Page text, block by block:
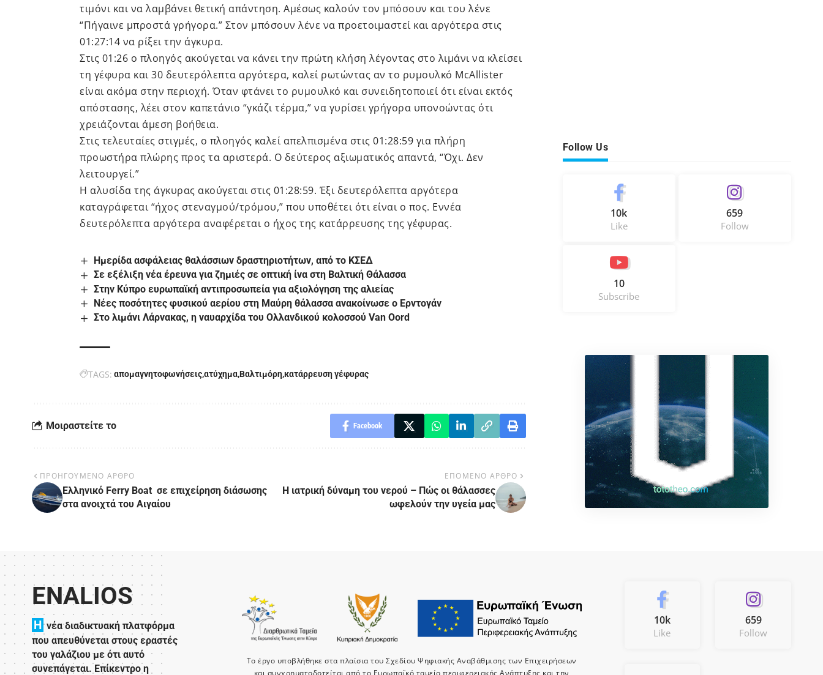
τιμόνι και να λαμβάνει θετική απάντηση. Αμέσως καλούν τον μπόσουν και του λένε
“Πήγαινε μπροστά γρήγορα.” Στον μπόσουν λένε να προετοιμαστεί και αργότερα στις
01:27:14 να ρίξει την άγκυρα.
Στις 01:26 ο πλοηγός ακούγεται να κάνει την πρώτη κλήση λέγοντας στο λιμάνι να κλείσει
τη γέφυρα και 30 δευτερόλεπτα αργότερα, καλεί ρωτώντας αν το ρυμουλκό McAllister
είναι ακόμα στην περιοχή. Όταν φτάνει το ρυμουλκό και συνειδητοποιεί ότι είναι εκτός
απόστασης, λέει στον καπετάνιο “γκάζι τέρμα,” να γυρίσει γρήγορα υπονοώντας ότι
χρειάζονται άμεση βοήθεια.
Στις τελευταίες στιγμές, ο πλοηγός καλεί απελπισμένα στις 01:28:59 για πλήρη
προωστήρα πλώρης προς τα αριστερά. Ο δεύτερος αξιωματικός απαντά, “Όχι. Δεν
λειτουργεί.”
Η αλυσίδα της άγκυρας ακούγεται στις 01:28:59. Έξι δευτερόλεπτα αργότερα
καταγράφεται “ήχος στεναγμού/τρόμου,” που υποθέτει ότι είναι ο πος. Εννέα
δευτερόλεπτα αργότερα αναφέρεται ο ήχος της κατάρρευσης της γέφυρας.
Ημερίδα ασφάλειας θαλάσσιων δραστηριοτήτων, από το ΚΣΕΔ
Σε εξέλιξη νέα έρευνα για ζημιές σε οπτική ίνα στη Βαλτική Θάλασσα
Στην Κύπρο ευρωπαϊκή αντιπροσωπεία για αξιολόγηση της αλιείας
Νέες ποσότητες φυσικού αερίου στη Μαύρη θάλασσα ανακοίνωσε ο Ερντογάν
Στο λιμάνι Λάρνακας, η ναυαρχίδα του Ολλανδικού κολοσσού Van Oord
TAGS: απομαγνητοφωνήσειςατύχημαΒαλτιμόρηκατάρρευση γέφυρας
Μοιραστείτε το Facebook
ΠΡΟΗΓΟΥΜΕΝΟ ΑΡΘΡΟ
Ελληνικό Ferry Boat σε επιχείρηση διάσωσης
στα ανοιχτά του Αιγαίου
ΕΠΟΜΕΝΟ ΑΡΘΡΟ
Η ιατρική δύναμη του νερού – Πώς οι θάλασσες
ωφελούν την υγεία μας
Follow Us
10k
Like
659
Follow
10
Subscribe
ENALIOS
H νέα διαδικτυακή πλατφόρμα
που απευθύνεται στους εραστές
του γαλάζιου με ότι αυτό
συνεπάγεται. Επίκεντρο η
Το έργο υποβλήθηκε στα πλαίσια του Σχεδίου Ψηφιακής Αναβάθμισης των Επιχειρήσεων
10k
Like
659
Follow